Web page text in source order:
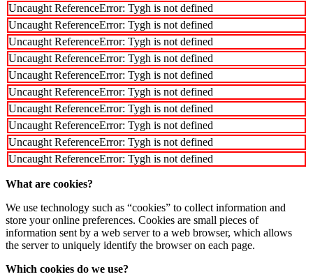
Uncaught ReferenceError: Tygh is not defined
Uncaught ReferenceError: Tygh is not defined
Uncaught ReferenceError: Tygh is not defined
Uncaught ReferenceError: Tygh is not defined
Uncaught ReferenceError: Tygh is not defined
Uncaught ReferenceError: Tygh is not defined
Uncaught ReferenceError: Tygh is not defined
Uncaught ReferenceError: Tygh is not defined
Uncaught ReferenceError: Tygh is not defined
Uncaught ReferenceError: Tygh is not defined
What are cookies?
We use technology such as “cookies” to collect information and
store your online preferences. Cookies are small pieces of
information sent by a web server to a web browser, which allows
the server to uniquely identify the browser on each page.
Which cookies do we use?